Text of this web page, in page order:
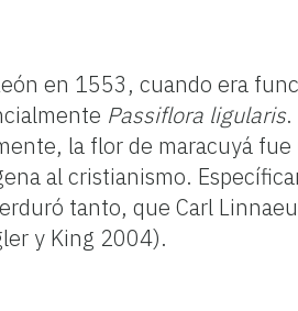
en 1553, cuando era
Passiflora ligularis
la flor de maracuyá
al cristianismo.
tanto, que Carl
y King 2004).